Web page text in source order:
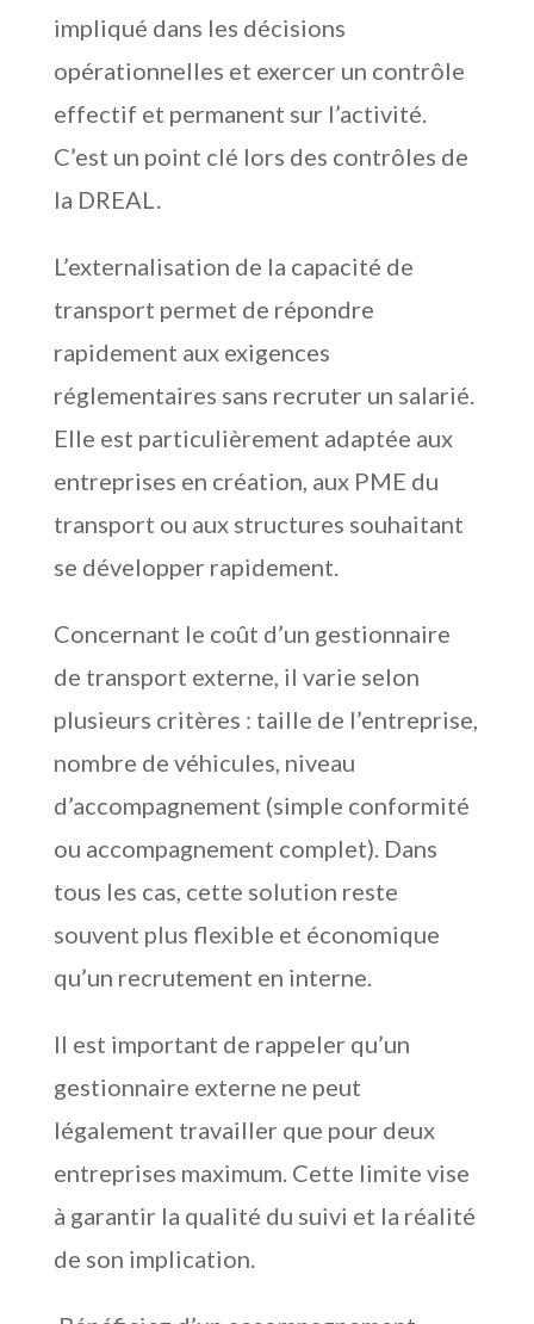
impliqué dans les décisions
opérationnelles et exercer un contrôle
effectif et permanent sur l’activité.
C’est un point clé lors des contrôles de
la DREAL.
L’externalisation de la capacité de
transport permet de répondre
rapidement aux exigences
réglementaires sans recruter un salarié.
Elle est particulièrement adaptée aux
entreprises en création, aux PME du
transport ou aux structures souhaitant
se développer rapidement.
Concernant le coût d’un gestionnaire
de transport externe, il varie selon
plusieurs critères : taille de l’entreprise,
nombre de véhicules, niveau
d’accompagnement (simple conformité
ou accompagnement complet). Dans
tous les cas, cette solution reste
souvent plus flexible et économique
qu’un recrutement en interne.
Il est important de rappeler qu’un
gestionnaire externe ne peut
légalement travailler que pour deux
entreprises maximum. Cette limite vise
à garantir la qualité du suivi et la réalité
de son implication.